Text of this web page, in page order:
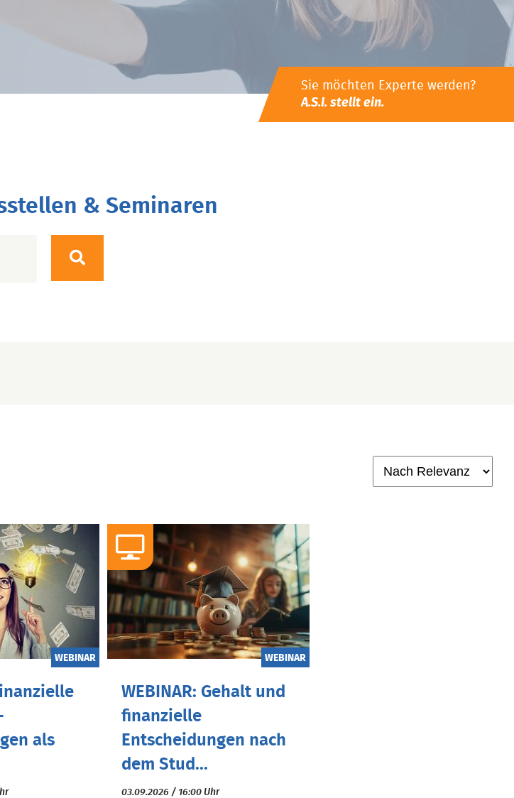
Sie möchten Experte werden?
A.S.I. stellt ein.
& Seminaren
WEBINAR
als
WEBINAR
WEBINAR: Gehalt und
finanzielle
Entscheidungen nach
dem Stud...
03.09.2026 / 16:00 Uhr